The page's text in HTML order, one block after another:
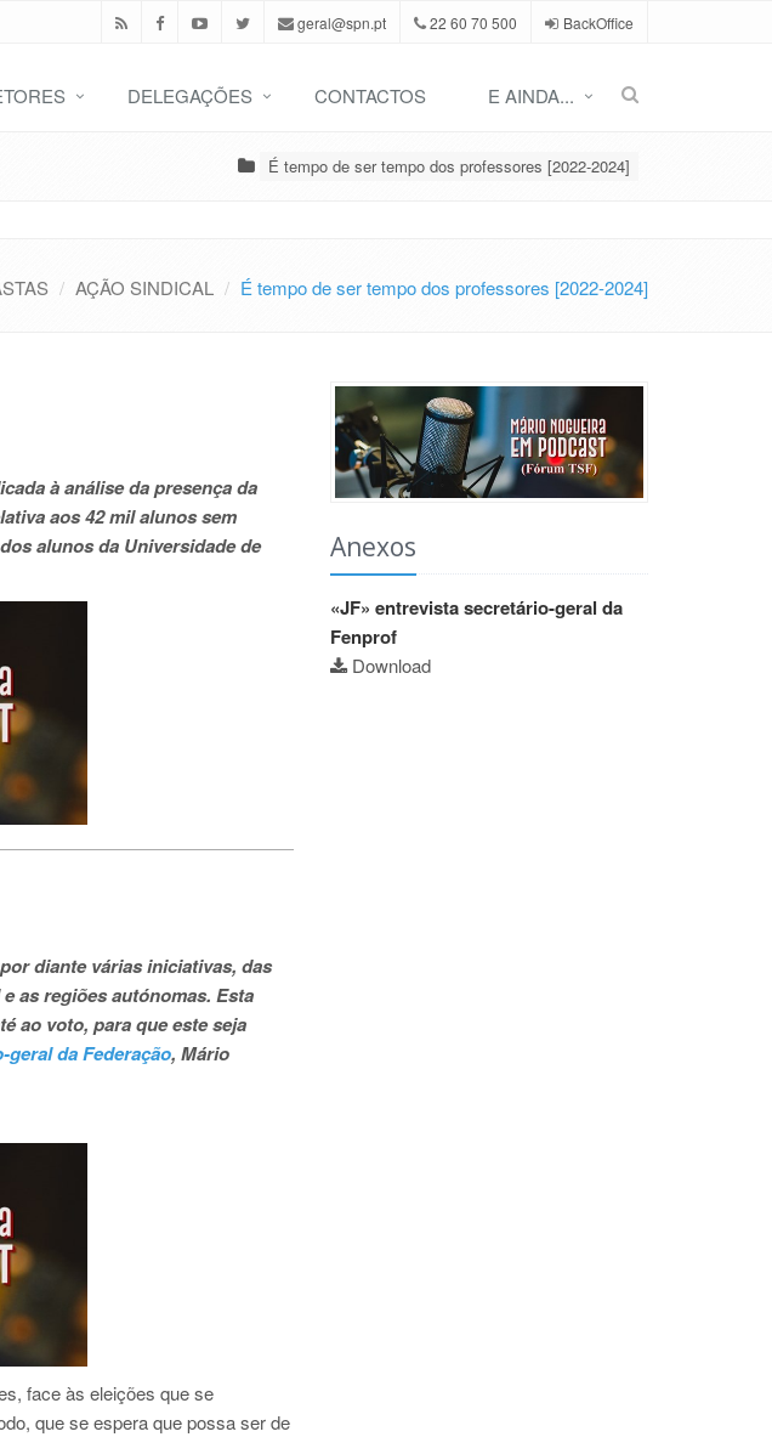
geral@spn.pt 22 60 70 500 BackOffice
DELEGAÇÕES CONTACTOS E AINDA...
É tempo de ser tempo dos professores [2022-2024]
AÇÃO SINDICAL É tempo de ser tempo dos professores [2022-2024]
à análise da presença da
aos 42 mil alunos sem
alunos da Universidade de
diante várias iniciativas, das
as regiões autónomas. Esta
ao voto, para que este seja
da Federação, Mário
face às eleições que se
que se espera que possa ser de
Anexos
«JF» entrevista secretário-geral da
Fenprof
Download